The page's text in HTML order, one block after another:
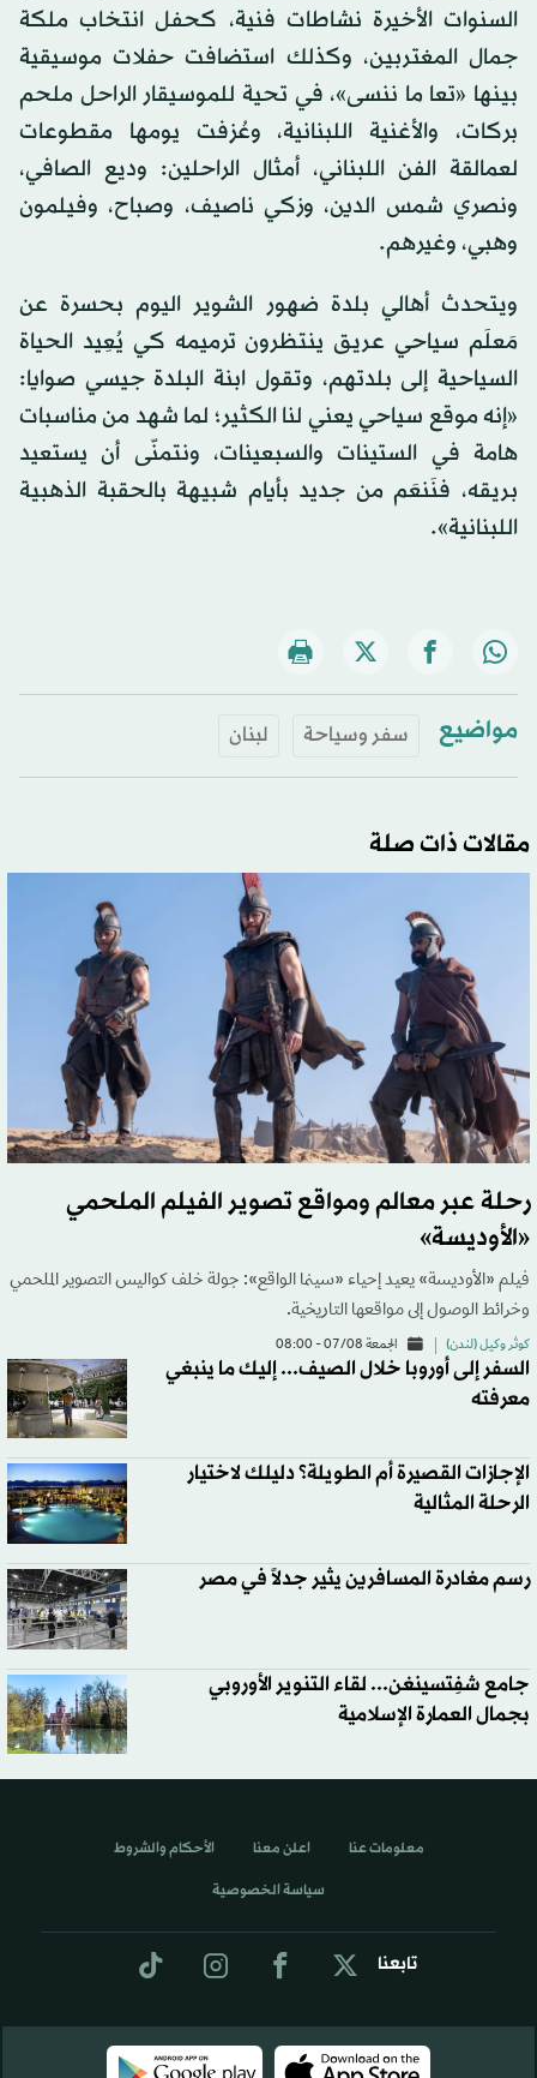
السنوات الأخيرة نشاطات فنية، كحفل انتخاب ملكة
جمال المغتربين، وكذلك استضافت حفلات موسيقية
بينها «تعا ما ننسى»، في تحية للموسيقار الراحل ملحم
بركات، والأغنية اللبنانية، وعُزفت يومها مقطوعات
لعمالقة الفن اللبناني، أمثال الراحلين: وديع الصافي،
ونصري شمس الدين، وزكي ناصيف، وصباح، وفيلمون
وهبي، وغيرهم.
ويتحدث أهالي بلدة ضهور الشوير اليوم بحسرة عن
مَعلَم سياحي عريق ينتظرون ترميمه كي يُعِيد الحياة
السياحية إلى بلدتهم، وتقول ابنة البلدة جيسي صوايا:
«إنه موقع سياحي يعني لنا الكثير؛ لما شهد من مناسبات
هامة في الستينات والسبعينات، ونتمنّى أن يستعيد
بريقه، فنَنعَم من جديد بأيام شبيهة بالحقبة الذهبية
اللبنانية».
مواضيع سفر وسياحة لبنان
مقالات ذات صلة
رحلة عبر معالم ومواقع تصوير الفيلم الملحمي
«الأوديسة»
فيلم «الأوديسة» يعيد إحياء «سينما الواقع»: جولة خلف كواليس التصوير الملحمي
وخرائط الوصول إلى مواقعها التاريخية.
كوثر وكيل (لندن) الجمعة 07/08 - 08:00
السفر إلى أوروبا خلال الصيف... إليك ما ينبغي
معرفته
الإجازات القصيرة أم الطويلة؟ دليلك لاختيار
الرحلة المثالية
رسم مغادرة المسافرين يثير جدلاً في مصر
جامع شفِتسينغن... لقاء التنوير الأوروبي
بجمال العمارة الإسلامية
تابعنا
معلومات عنا اعلن معنا الأحكام والشروط
سياسة الخصوصية